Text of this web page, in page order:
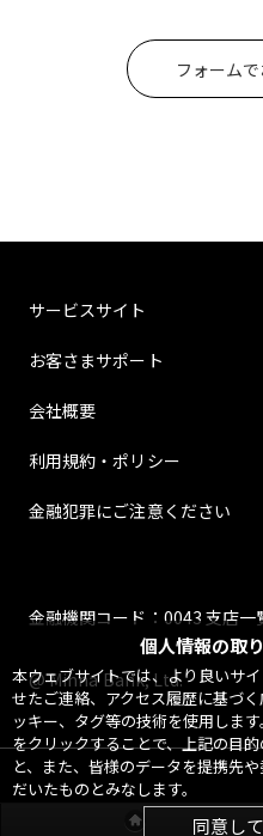
個人情報の取
本ウェブサイトでは、より良いサ
せたご連絡、アクセス履歴に基づ
ッキー、タグ等の技術を使用しま
をクリックすることで、上記の目
と、また、皆様のデータを提携先
だいたものとみなします。
同意し
フォーム
サービスサイト
お客さまサポート
会社概要
利用規約・ポリシー
金融犯罪にご注意ください
金融機関コード：0043 支店一
@ Minna Bank, Ltd.